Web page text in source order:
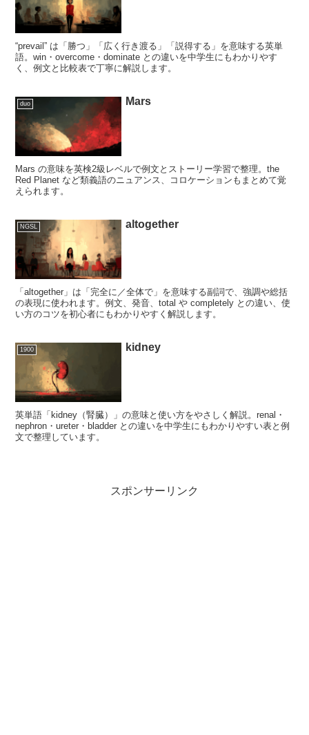
“prevail” は「勝つ」「広く行き渡る」「説得する」を意味する英単
語。win・overcome・dominate との違いを中学生にもわかりやす
く、例文と比較表で丁寧に解説します。
duo Mars
Mars の意味を英検2級レベルで例文とストーリー学習で整理。the
Red Planet など類義語のニュアンス、コロケーションもまとめて覚
えられます。
NGSL altogether
「altogether」は「完全に／全体で」を意味する副詞で、強調や総括
の表現に使われます。例文、発音、total や completely との違い、使
い方のコツを初心者にもわかりやすく解説します。
1900 kidney
英単語「kidney（腎臓）」の意味と使い方をやさしく解説。renal・
nephron・ureter・bladder との違いを中学生にもわかりやすい表と例
文で整理しています。
スポンサーリンク